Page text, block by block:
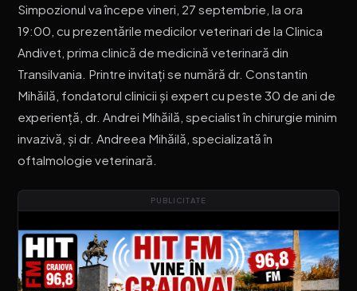
Simpozionul va începe vineri, 27 septembrie, la ora
19:00, cu prezentările medicilor veterinari de la Clinica
Andivet, prima clinică de medicină veterinară din
Transilvania. Printre invitați se numără dr. Constantin
Mihăilă, fondatorul clinicii și expert cu peste 30 de ani de
experiență, dr. Andrei Mihăilă, specialist în chirurgie minim
invazivă, și dr. Andreea Mihăilă, specializată în
oftalmologie veterinară.
PUBLICITATE